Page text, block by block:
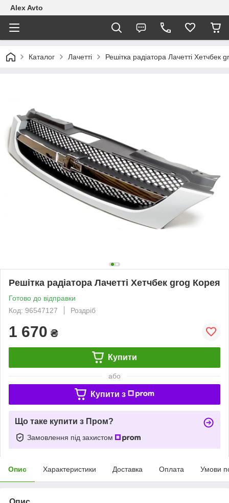
Alex Avto
Каталог Лачетті Решітка радіатора Лачетті Хетчбек
Решітка радіатора Лачетті Хетчбек grog Корея
Готово до відправки
Код: 96547127
Роздріб
1 670 ₴
Купити
або
Купити з
Що таке купити з Пром?
Замовлення під захистом
Опис Характеристики Доставка Оплата Умови